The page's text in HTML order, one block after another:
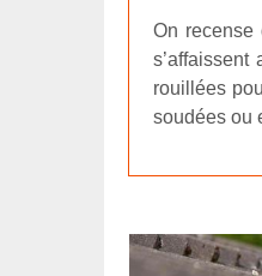
On recense
rouillées
soudées ou